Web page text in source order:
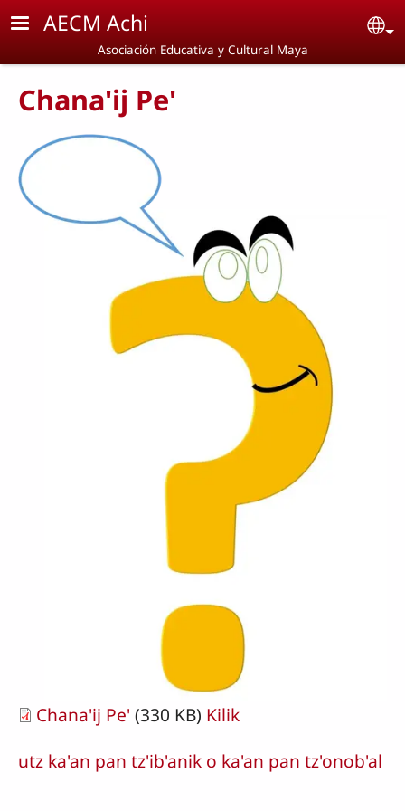
Pasar al contenido principal
AECM Achi
Asociación Educativa y Cultural Maya
Chana'ij Pe'
Chana'ij Pe' (330 KB) Kilik
utz ka'an pan tz'ib'anik o ka'an pan tz'onob'al